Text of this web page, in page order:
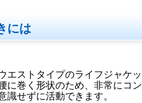
には
エストタイプのライフジャケ
に巻く形状のため、非常にコ
識せずに活動できます。